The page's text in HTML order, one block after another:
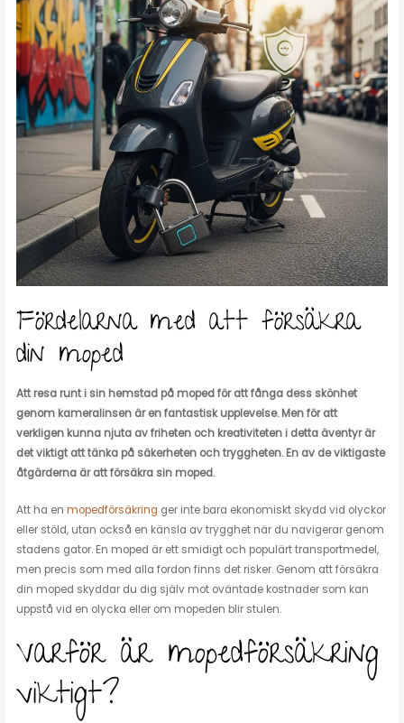
Fördelarna med att försäkra
din moped
Att resa runt i sin hemstad på moped för att fånga dess skönhet
genom kameralinsen är en fantastisk upplevelse. Men för att
verkligen kunna njuta av friheten och kreativiteten i detta äventyr är
det viktigt att tänka på säkerheten och tryggheten. En av de viktigaste
åtgärderna är att försäkra sin moped.
Att ha enmopedförsäkring ger inte bara ekonomiskt skydd vid olyckor
eller stöld, utan också en känsla av trygghet när du navigerar genom
stadens gator. En moped är ett smidigt och populärt transportmedel,
men precis som med alla fordon finns det risker. Genom att försäkra
din moped skyddar du dig själv mot oväntade kostnader som kan
uppstå vid en olycka eller om mopeden blir stulen.
Varför är mopedförsäkring
viktigt?